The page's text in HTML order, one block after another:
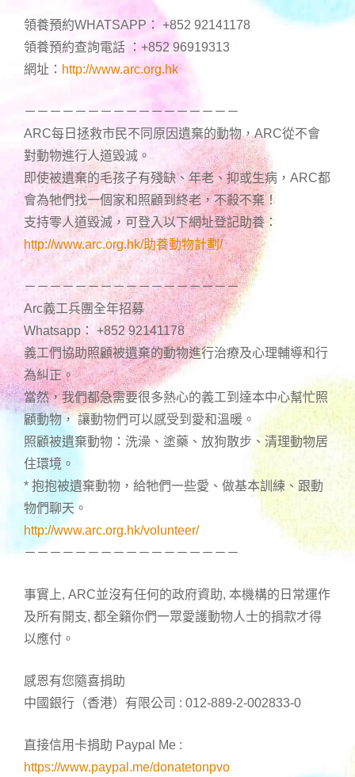
領養預約WHATSAPP： +852 92141178
領養預約查詢電話 ：+852 96919313
網址： http://www.arc.org.hk
－－－－－－－－－－－－－－－－－
ARC每日拯救市民不同原因遺棄的動物，ARC從不會
對動物進行人道毀滅。
即使被遺棄的毛孩子有殘缺、年老、抑或生病，ARC都
會為牠們找一個家和照顧到終老，不殺不棄！
支持零人道毀滅，可登入以下網址登記助養：
http://www.arc.org.hk/助養動物計劃/
－－－－－－－－－－－－－－－－－
Arc義工兵團全年招募
Whatsapp： +852 92141178
義工們協助照顧被遺棄的動物進行治療及心理輔導和行
為糾正。
當然，我們都急需要很多熱心的義工到達本中心幫忙照
顧動物， 讓動物們可以感受到愛和溫暖。
照顧被遺棄動物：洗澡、塗藥、放狗散步、清理動物居
住環境。
* 抱抱被遺棄動物，給牠們一些愛、做基本訓練、跟動
物們聊天。
http://www.arc.org.hk/volunteer/
－－－－－－－－－－－－－－－－－
事實上, ARC並沒有任何的政府資助, 本機構的日常運作
及所有開支, 都全籟你們一眾愛護動物人士的捐款才得
以應付。
感恩有您隨喜捐助
中國銀行（香港）有限公司 : 012-889-2-002833-0
直接信用卡捐助 Paypal Me :
https://www.paypal.me/donatetonpvo